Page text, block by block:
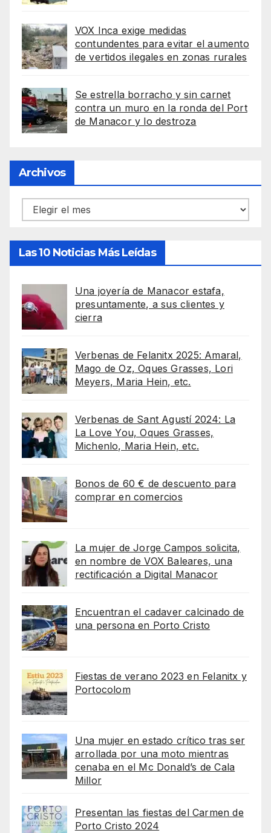
VOX Inca exige medidas
contundentes para evitar el aumento
de vertidos ilegales en zonas rurales
Se estrella borracho y sin carnet
contra un muro en la ronda del Port
de Manacor y lo destroza
Archivos
Archivos
Las 10 Noticias Más Leídas
Una joyería de Manacor estafa,
presuntamente, a sus clientes y
cierra
Verbenas de Felanitx 2025: Amaral,
Mago de Oz, Oques Grasses, Lori
Meyers, Maria Hein, etc.
Verbenas de Sant Agustí 2024: La
La Love You, Oques Grasses,
Michenlo, Maria Hein, etc.
Bonos de 60 € de descuento para
comprar en comercios
La mujer de Jorge Campos solicita,
en nombre de VOX Baleares, una
rectificación a Digital Manacor
Encuentran el cadaver calcinado de
una persona en Porto Cristo
Fiestas de verano 2023 en Felanitx y
Portocolom
Una mujer en estado crítico tras ser
arrollada por una moto mientras
cenaba en el Mc Donald’s de Cala
Millor
Presentan las fiestas del Carmen de
Porto Cristo 2024